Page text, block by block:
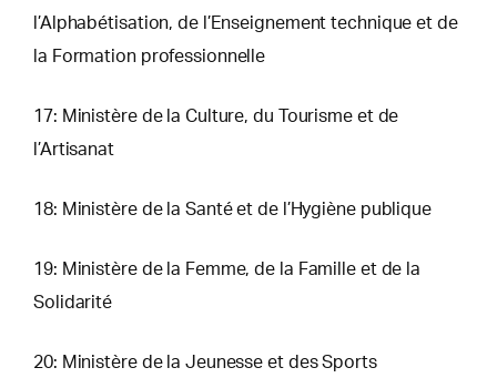
l’Alphabétisation, de l’Enseignement technique et de
la Formation professionnelle
17: Ministère de la Culture, du Tourisme et de
l’Artisanat
18: Ministère de la Santé et de l’Hygiène publique
19: Ministère de la Femme, de la Famille et de la
Solidarité
20: Ministère de la Jeunesse et des Sports